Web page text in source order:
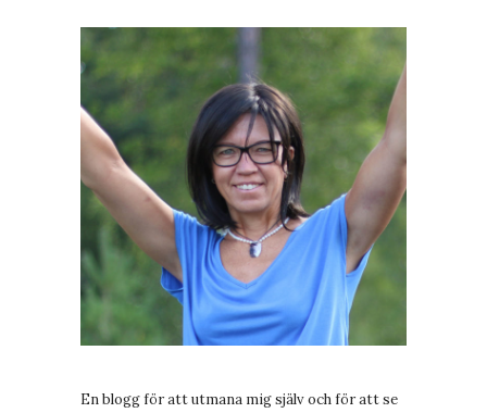
En blogg för att utmana mig själv och för att se